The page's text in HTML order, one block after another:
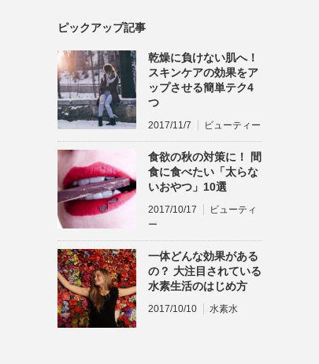
ピックアップ記事
乾燥に負けない肌へ！
スキンケアの効果をア
ップさせる簡単テク4
つ
2017/11/7 ビューティー
食欲の秋の対策に！ 間
食に食べたい「太らな
いおやつ」10選
2017/10/17
ビューティ
ー
一体どんな効果がある
の？ 大注目されている
水素生活のはじめ方
2017/10/10 水素水